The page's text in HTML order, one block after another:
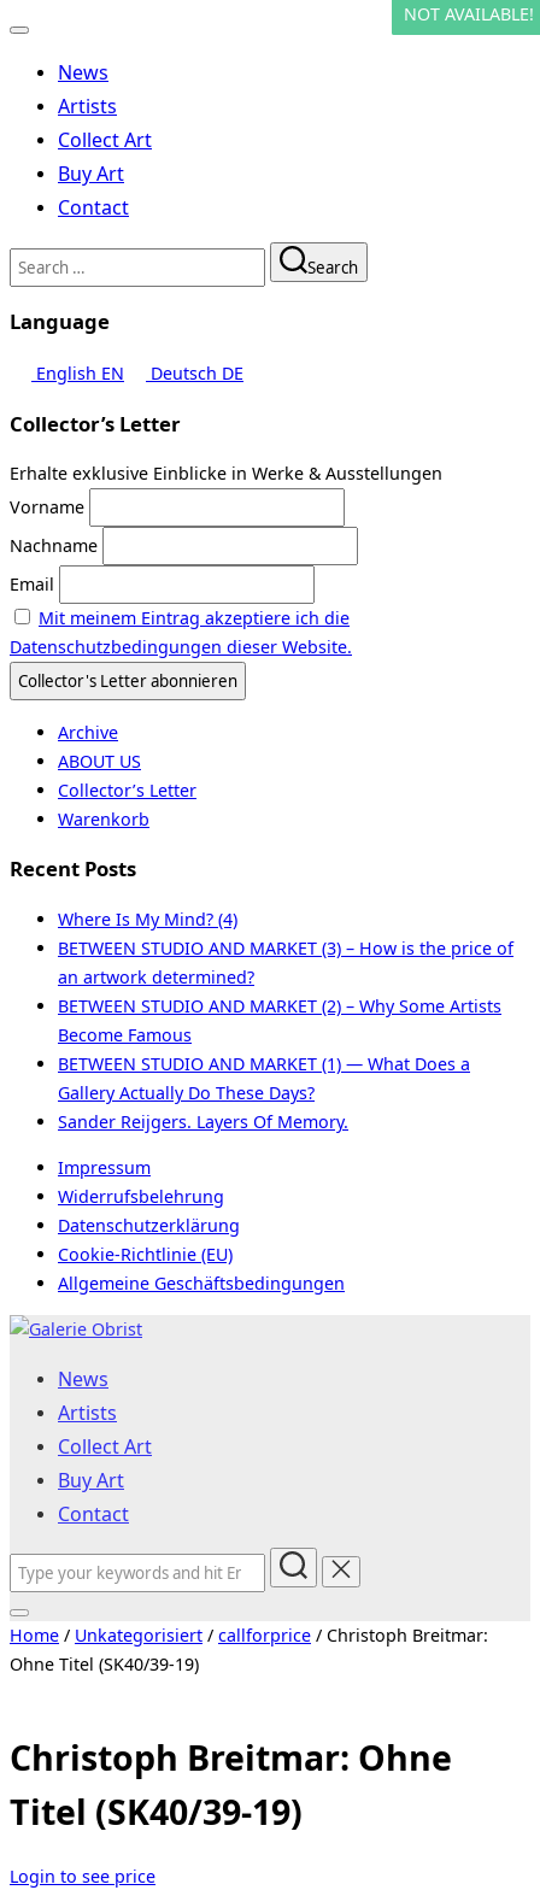
Toggle
navigationNews
Artists
Collect Art
Buy Art
Contact
Search
for:
Search
Language
English EN Deutsch DE
Collector’s Letter
Erhalte exklusive Einblicke in Werke & Ausstellungen
Vorname
Nachname
Email
Mit meinem Eintrag akzeptiere ich die
Datenschutzbedingungen dieser Website.
Archive
ABOUT US
Collector’s Letter
Warenkorb
Recent Posts
Where Is My Mind? (4)
BETWEEN STUDIO AND MARKET (3) – How is the price of
an artwork determined?
BETWEEN STUDIO AND MARKET (2) – Why Some Artists
Become Famous
BETWEEN STUDIO AND MARKET (1) — What Does a
Gallery Actually Do These Days?
Sander Reijgers. Layers Of Memory.
Impressum
Widerrufsbelehrung
Datenschutzerklärung
Cookie-Richtlinie (EU)
Allgemeine Geschäftsbedingungen
Skip
contentNews
Artists
Collect Art
Buy Art
Contact
Search
for:
Toggle
sidebar
&
Home / Unkategorisiert / callforprice / Christoph Breitmar:
Ohne Titel (SK40/39-19)
Christoph Breitmar: Ohne
Titel (SK40/39-19)
Login to see price
NOT AVAILABLE!
NOT AVAILABLE!